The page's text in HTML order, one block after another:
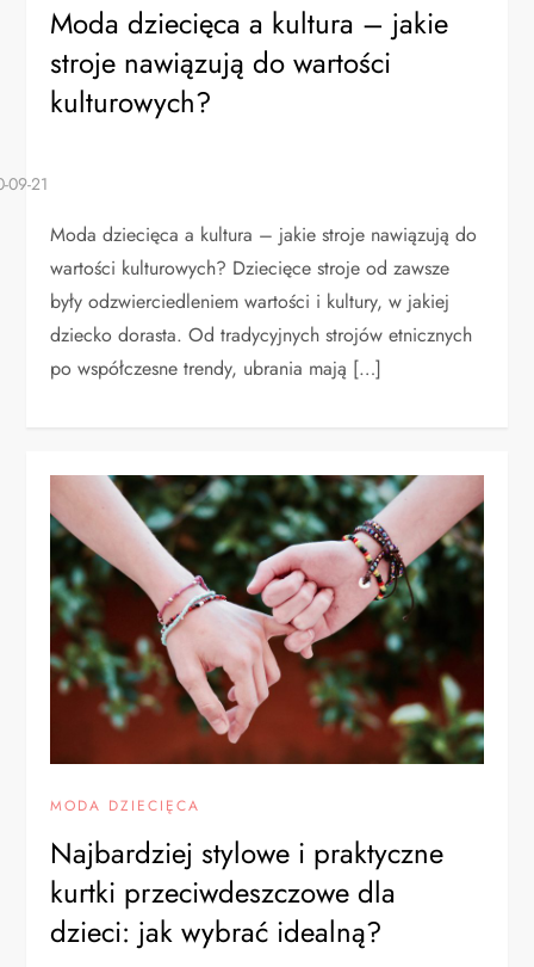
Moda dziecięca a kultura – jakie
stroje nawiązują do wartości
kulturowych?
Moda dziecięca a kultura – jakie stroje nawiązują do
wartości kulturowych? Dziecięce stroje od zawsze
były odzwierciedleniem wartości i kultury, w jakiej
dziecko dorasta. Od tradycyjnych strojów etnicznych
po współczesne trendy, ubrania mają […]
MODA DZIECIĘCA
Najbardziej stylowe i praktyczne
kurtki przeciwdeszczowe dla
dzieci: jak wybrać idealną?